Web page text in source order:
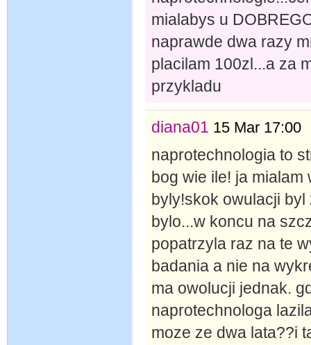
mialabys u
naprawde dwa razy
placilam 100zl...a za
przykladu
diana01 15 Mar 17:00
naprotechnologia to
bog wie ile! ja
byly!skok owulacji
bylo...w koncu na
popatrzyla raz na te
badania a nie na
ma owolucji jednak.
naprotechnologa
moze ze dwa lata??i